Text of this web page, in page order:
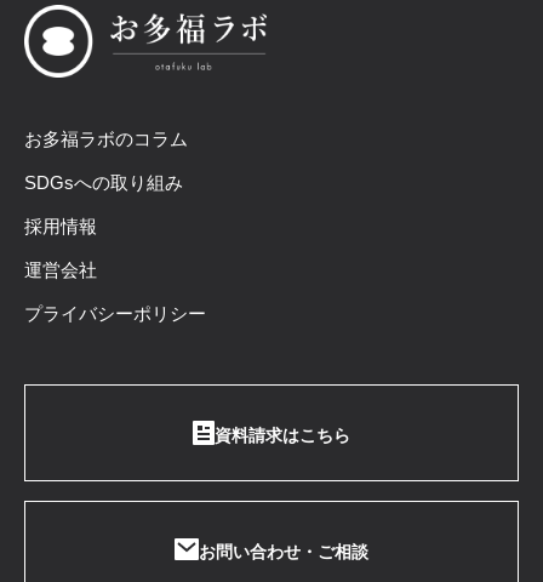
お多福ラボのコラム
SDGsへの取り組み
採用情報
運営会社
プライバシーポリシー
資料請求はこちら
お問い合わせ・ご相談